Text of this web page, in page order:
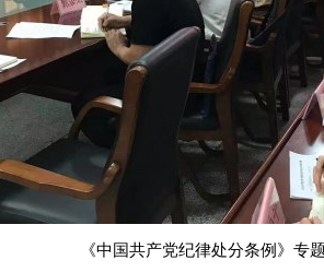
《中国共产党纪律处分条例》专